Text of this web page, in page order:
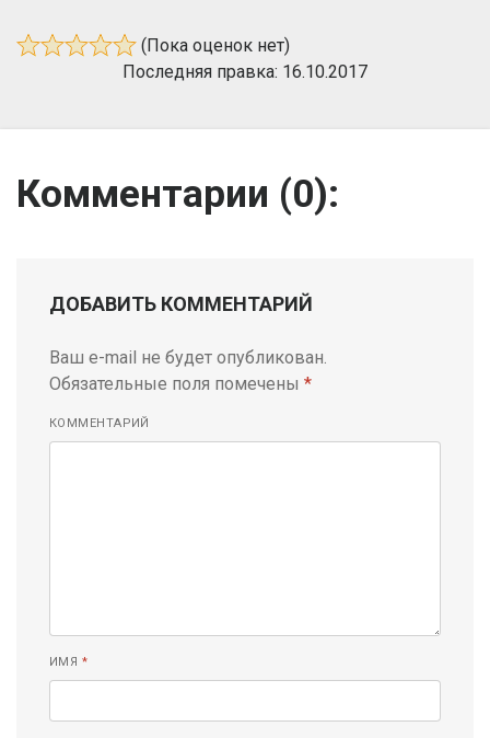
(Пока оценок нет)
Последняя правка: 16.10.2017
Комментарии (0):
ДОБАВИТЬ КОММЕНТАРИЙ
Ваш e-mail не будет опубликован.
Обязательные поля помечены *
КОММЕНТАРИЙ
ИМЯ *